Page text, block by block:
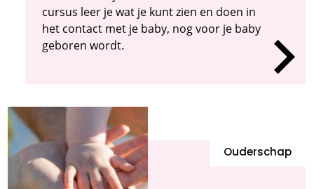
cursus leer je wat je kunt zien en doen in
het contact met je baby, nog voor je baby
geboren wordt.
Ouderschap